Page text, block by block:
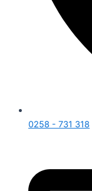
0258 - 731 318